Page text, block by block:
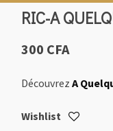
RIC-A
300 CFA
Découvrez A
Wishlist